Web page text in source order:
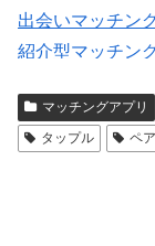
出会いマッチン
紹介型マッチン
付中】←←
マッチングアプリ
タップル
ペ